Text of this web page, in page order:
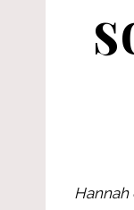
Hannah